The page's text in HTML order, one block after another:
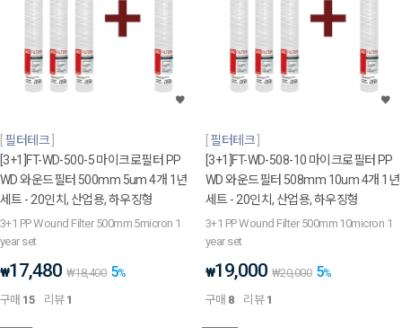
필터테크
[3+1]FT-WD-500-5 마이크로필터 PP
WD 와운드필터 500mm 5um 4개 1년
세트 - 20인치, 산업용, 하우징형
3+1 PP Wound Filter 500mm 5micron 1
year set
₩17,480 ₩18,400 5%
구매 15 리뷰 1
필터테크
[3+1]FT-WD-508-10 마이크로필터 PP
WD 와운드필터 508mm 10um 4개 1년
세트 - 20인치, 산업용, 하우징형
3+1 PP Wound Filter 500mm 10micron 1
year set
₩19,000 ₩20,000 5%
구매 8 리뷰 1